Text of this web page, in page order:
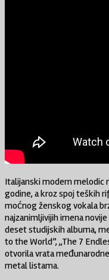
Italijanski modern melodic
godine, a kroz spoj teških
moćnog ženskog vokala
najzanimljivijih imena
deset studijskih albuma,
to the World”, „The 7
otvorila vrata
metal listama.